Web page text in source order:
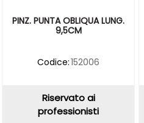
PINZ. PUNTA OBLIQUA LUNG.
9,5CM
Codice:152006
Riservato ai
professionisti